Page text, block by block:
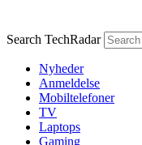
Search TechRadar
Nyheder
Anmeldelse
Mobiltelefoner
TV
Laptops
Gaming